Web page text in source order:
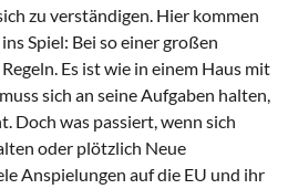
zu verständigen. Hier kommen
Spiel: Bei so einer großen
Es ist wie in einem Haus mit
sich an seine Aufgaben halten,
Doch was passiert, wenn sich
oder plötzlich Neue
Anspielungen auf die EU und ihr